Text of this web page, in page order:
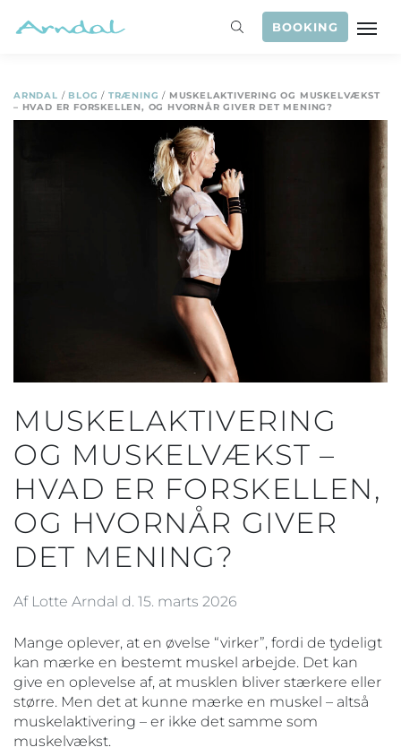
BOOKING
ARNDAL / BLOG / TRÆNING / MUSKELAKTIVERING OG MUSKELVÆKST
– HVAD ER FORSKELLEN, OG HVORNÅR GIVER DET MENING?
MUSKELAKTIVERING
OG MUSKELVÆKST –
HVAD ER FORSKELLEN,
OG HVORNÅR GIVER
DET MENING?
Af Lotte Arndal d. 15. marts 2026
Mange oplever, at en øvelse “virker”, fordi de tydeligt
kan mærke en bestemt muskel arbejde. Det kan
give en oplevelse af, at musklen bliver stærkere eller
større. Men det at kunne mærke en muskel – altså
muskelaktivering – er ikke det samme som
muskelvækst.